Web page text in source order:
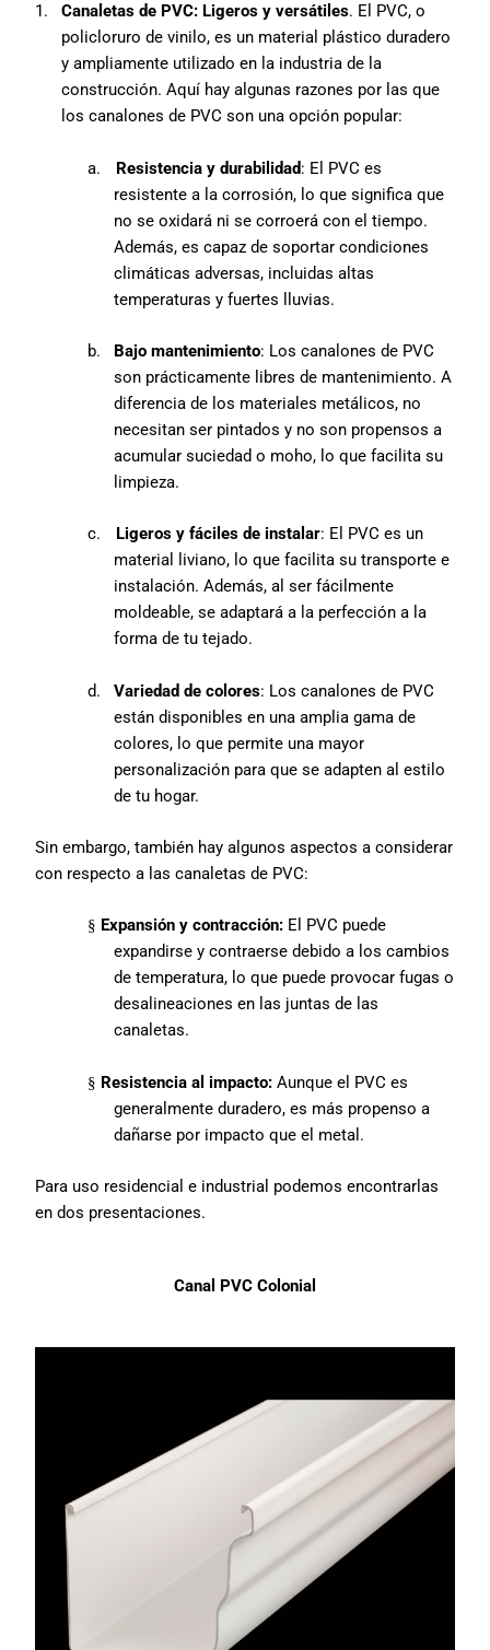
1. Canaletas de PVC: Ligeros y versátiles. El PVC, o
policloruro de vinilo, es un material plástico duradero
y ampliamente utilizado en la industria de la
construcción. Aquí hay algunas razones por las que
los canalones de PVC son una opción popular:
a. Resistencia y durabilidad: El PVC es
resistente a la corrosión, lo que significa que
no se oxidará ni se corroerá con el tiempo.
Además, es capaz de soportar condiciones
climáticas adversas, incluidas altas
temperaturas y fuertes lluvias.
b. Bajo mantenimiento: Los canalones de PVC
son prácticamente libres de mantenimiento. A
diferencia de los materiales metálicos, no
necesitan ser pintados y no son propensos a
acumular suciedad o moho, lo que facilita su
limpieza.
c. Ligeros y fáciles de instalar: El PVC es un
material liviano, lo que facilita su transporte e
instalación. Además, al ser fácilmente
moldeable, se adaptará a la perfección a la
forma de tu tejado.
d. Variedad de colores: Los canalones de PVC
están disponibles en una amplia gama de
colores, lo que permite una mayor
personalización para que se adapten al estilo
de tu hogar.
Sin embargo, también hay algunos aspectos a considerar
con respecto a las canaletas de PVC:
§ Expansión y contracción:El PVC puede
expandirse y contraerse debido a los cambios
de temperatura, lo que puede provocar fugas o
desalineaciones en las juntas de las
canaletas.
§ Resistencia al impacto:Aunque el PVC es
generalmente duradero, es más propenso a
dañarse por impacto que el metal.
Para uso residencial e industrial podemos encontrarlas
en dos presentaciones.
Canal PVC Colonial